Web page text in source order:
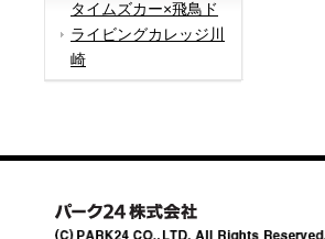
タイムズカー×飛鳥ド
ライビングカレッジ川
崎